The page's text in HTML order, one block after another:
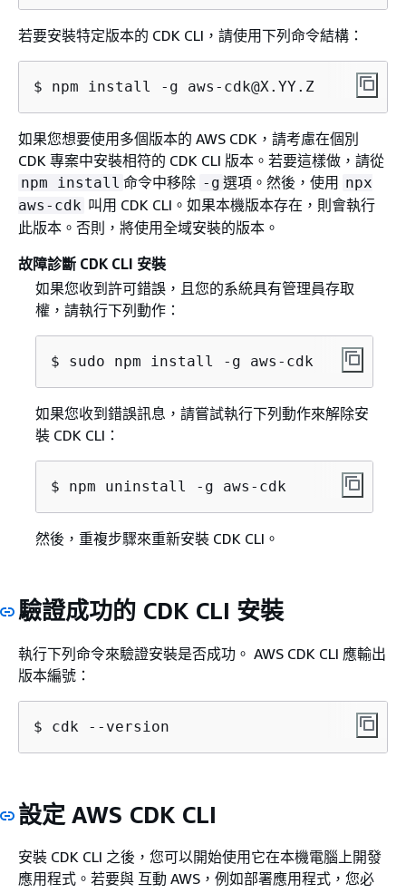
若要安裝特定版本的 CDK CLI，請使用下列命令結構：
$ npm install -g aws-cdk@X.YY.Z
如果您想要使用多個版本的 AWS CDK，請考慮在個別
CDK 專案中安裝相符的 CDK CLI 版本。若要這樣做，請從
npm install 命令中移除 -g 選項。然後，使用 npx
aws-cdk 叫用 CDK CLI。如果本機版本存在，則會執行
此版本。否則，將使用全域安裝的版本。
故障診斷 CDK CLI 安裝
如果您收到許可錯誤，且您的系統具有管理員存取
權，請執行下列動作：
$ sudo npm install -g aws-cdk
如果您收到錯誤訊息，請嘗試執行下列動作來解除安
裝 CDK CLI：
$ npm uninstall -g aws-cdk
然後，重複步驟來重新安裝 CDK CLI。
驗證成功的 CDK CLI 安裝
執行下列命令來驗證安裝是否成功。 AWS CDK CLI 應輸出
版本編號：
$ cdk --version
設定 AWS CDK CLI
安裝 CDK CLI 之後，您可以開始使用它在本機電腦上開發
應用程式。若要與 互動 AWS，例如部署應用程式，您必